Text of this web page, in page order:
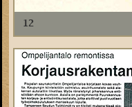
12